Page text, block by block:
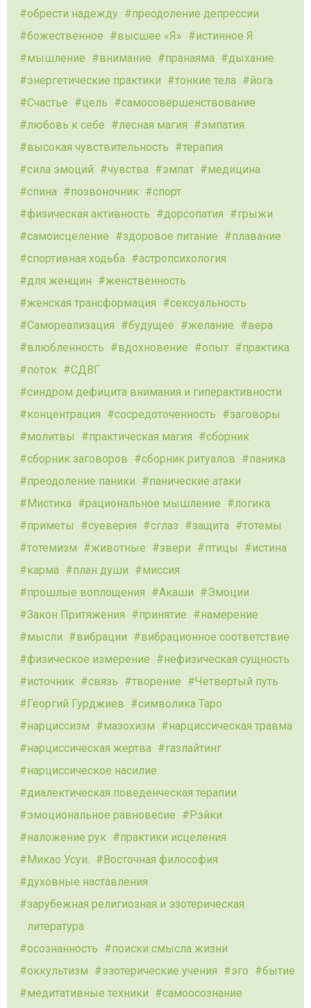
обрести надежду
преодоление депрессии
божественное
высшее «Я»
истинное Я
мышление
внимание пранаяма
дыхание
энергетические практики
тонкие тела
йога
Счастье
цель
самосовершенствование
любовь к себе
лесная магия
эмпатия
высокая чувствительность
терапия
сила эмоций
чувства эмпат
медицина
спина
позвоночник
спорт
физическая активность
дорсопатия
грыжи
самоисцеление
здоровое питание
плавание
спортивная ходьба
астропсихология
для женщин
женственность
женская трансформация
сексуальность
Самореализация
будущее желание
вера
влюбленность
вдохновение опыт
практика
поток
СДВГ
синдром дефицита внимания и гиперактивности
концентрация
сосредоточенность
заговоры
молитвы
практическая магия
сборник
сборник заговоров
сборник ритуалов
паника
преодоление паники
панические атаки
Мистика
рациональное мышление
логика
приметы
суеверия сглаз защита
тотемы
тотемизм
животные звери птицы
истина
карма
план души
миссия
прошлые воплощения
Акаши
Эмоции
Закон Притяжения
принятие
намерение
мысли
вибрации
вибрационное соответствие
физическое измерение
нефизическая сущность
источник
связь творение
Четвертый путь
Георгий Гурджиев
символика Таро
нарциссизм
мазохизм
нарциссическая травма
нарциссическая жертва
газлайтинг
нарциссическое насилие
диалектическая поведенческая терапии
эмоциональное равновесие
Рэйки
наложение рук
практики исцеления
Микао Усуи.
Восточная философия
духовные наставления
зарубежная религиозная и эзотерическая
литература
осознанность
поиски смысла жизни
оккультизм
эзотерические учения эго
бытие
медитативные техники
самоосознание